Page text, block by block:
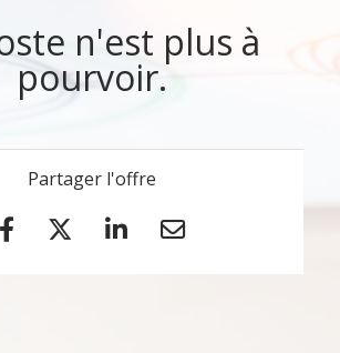
n'est plus à
pourvoir.
Partager l'offre